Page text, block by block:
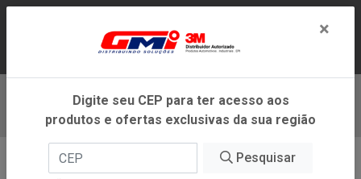
ATENDIMENTO DENTRO DO ESTADO DE
MINAS GERAIS.
Baixe já nosso APP
×
Digite seu CEP para ter acesso aos
produtos e ofertas exclusivas da sua região
Pesquisar